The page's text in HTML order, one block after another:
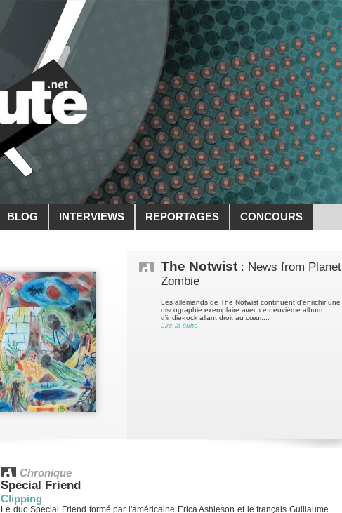
BLOG INTERVIEWS REPORTAGES CONCOURS
The Notwist : News from Planet
Zombie
Les allemands de The Notwist continuent d'enrichir une
discographie exemplaire avec ce neuvième album
d'indie-rock allant droit au cœur....
Lire la suite
Chronique
Special Friend
Clipping
Le duo Special Friend formé par l'américaine Erica Ashleson et le français Guillaume